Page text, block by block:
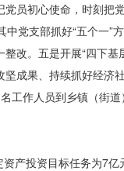
员初心使命，时刻
党支部抓好“五个一
改。五是开展“四下
成果、持续抓好经济
工作人员到乡镇（街
资产投资目标任务为7